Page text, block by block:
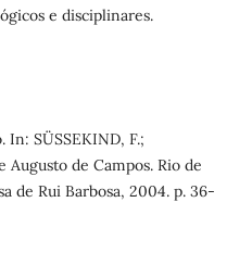
e disciplinares.
In: SÜSSEKIND, F.;
Augusto de Campos. Rio de
de Rui Barbosa, 2004. p. 36-